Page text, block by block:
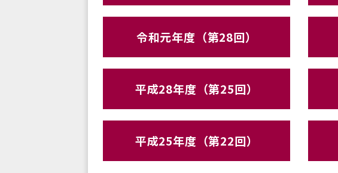
令和元年度（第28回）
平成28年度（第25回）
平成25年度（第22回）